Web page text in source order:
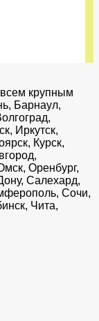
крупным
Барнаул,
Иркутск,
Курск,
Оренбург,
Салехард,
Сочи,
Чита,